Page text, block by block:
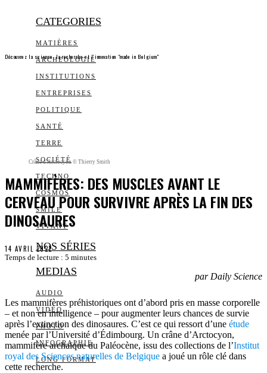
CATEGORIES
MATIÈRES
ARCHEOLOGIE
INSTITUTIONS
ENTREPRISES
POLITIQUE
SANTÉ
TERRE
SOCIÉTÉ
TECHNO
COSMOS
SMILE
VIVANT
NOS SÉRIES
MEDIAS
AUDIO
VIDÉO
PHOTO
INFOGRAPHIE
LONG FORMAT
Découvrez la science, la recherche et l’innovation "made in Belgium"
Crâne d'Arctocyon © Thierry Smith
MAMMIFÈRES: DES MUSCLES AVANT LE
CERVEAU POUR SURVIVRE APRÈS LA FIN DES
DINOSAURES
14 AVRIL 2022
Temps de lecture : 5 minutes
par Daily Science
Les mammifères préhistoriques ont d’abord pris en masse corporelle
– et non en intelligence – pour augmenter leurs chances de survie
après l’extinction des dinosaures. C’est ce qui ressort d’une étude
menée par l’Université d’Édimbourg. Un crâne d’Arctocyon,
mammifère archaïque du Paléocène, issu des collections de l’Institut
royal des Sciences naturelles de Belgique a joué un rôle clé dans
cette recherche.